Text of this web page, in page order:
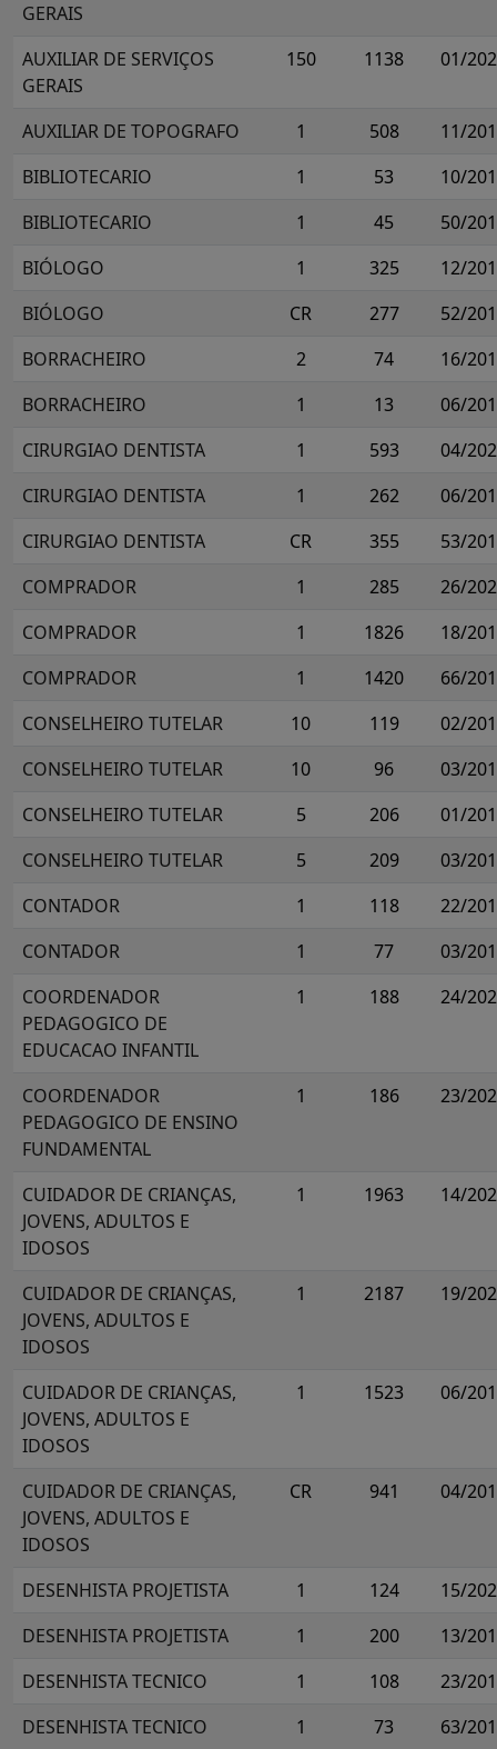
GERAIS
AUXILIAR DE SERVIÇOS
GERAIS
150 1138 01/
AUXILIAR DE TOPOGRAFO 1 508
11/
BIBLIOTECARIO
1 53
10/
BIBLIOTECARIO
1 45
50/
BIÓLOGO
1 325
12/
BIÓLOGO
CR 277
52/
BORRACHEIRO
2 74
16/
BORRACHEIRO
1 13
06/
CIRURGIAO DENTISTA
1 593
04/
CIRURGIAO DENTISTA
1 262
06/
CIRURGIAO DENTISTA
CR 355
53/
COMPRADOR
1 285
26/
COMPRADOR
1 1826
18/
COMPRADOR
1 1420
66/
CONSELHEIRO TUTELAR
10 119
02/
CONSELHEIRO TUTELAR
10 96
03/
CONSELHEIRO TUTELAR
5 206
01/
CONSELHEIRO TUTELAR
5 209
03/
CONTADOR
1 118
22/
CONTADOR
1 77
03/
COORDENADOR
PEDAGOGICO DE
EDUCACAO INFANTIL
1 188 24/
COORDENADOR
PEDAGOGICO DE ENSINO
FUNDAMENTAL
1 186 23/
CUIDADOR DE CRIANÇAS,
JOVENS, ADULTOS E
IDOSOS
1 1963 14/
CUIDADOR DE CRIANÇAS,
JOVENS, ADULTOS E
IDOSOS
1 2187 19/
CUIDADOR DE CRIANÇAS,
JOVENS, ADULTOS E
IDOSOS
1 1523 06/
CUIDADOR DE CRIANÇAS,
JOVENS, ADULTOS E
IDOSOS
CR 941 04/
DESENHISTA PROJETISTA 1 124
15/
DESENHISTA PROJETISTA
1 200
13/
DESENHISTA TECNICO
1 108
23/
DESENHISTA TECNICO
1 73 63/